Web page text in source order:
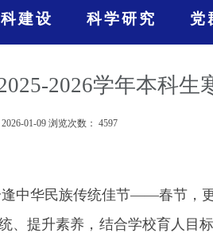
建设 科学研究 党
2026学年本科生
2026-01-09 浏览次数： 4597
中华民族传统佳节——春节，
、提升素养，结合学校育人目